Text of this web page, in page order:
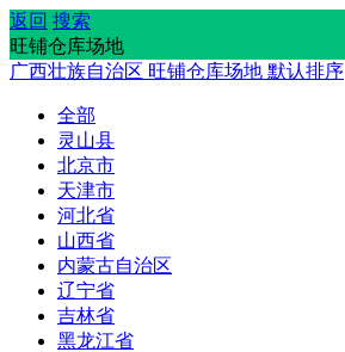
返回 搜索
旺铺仓库场地
广西壮族自治区 旺铺仓库场地 默认排序
全部
灵山县
北京市
天津市
河北省
山西省
内蒙古自治区
辽宁省
吉林省
黑龙江省